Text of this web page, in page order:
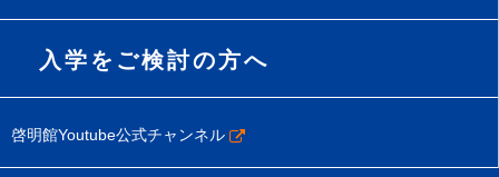
入学をご検討の方へ
啓明館Youtube公式チャンネル